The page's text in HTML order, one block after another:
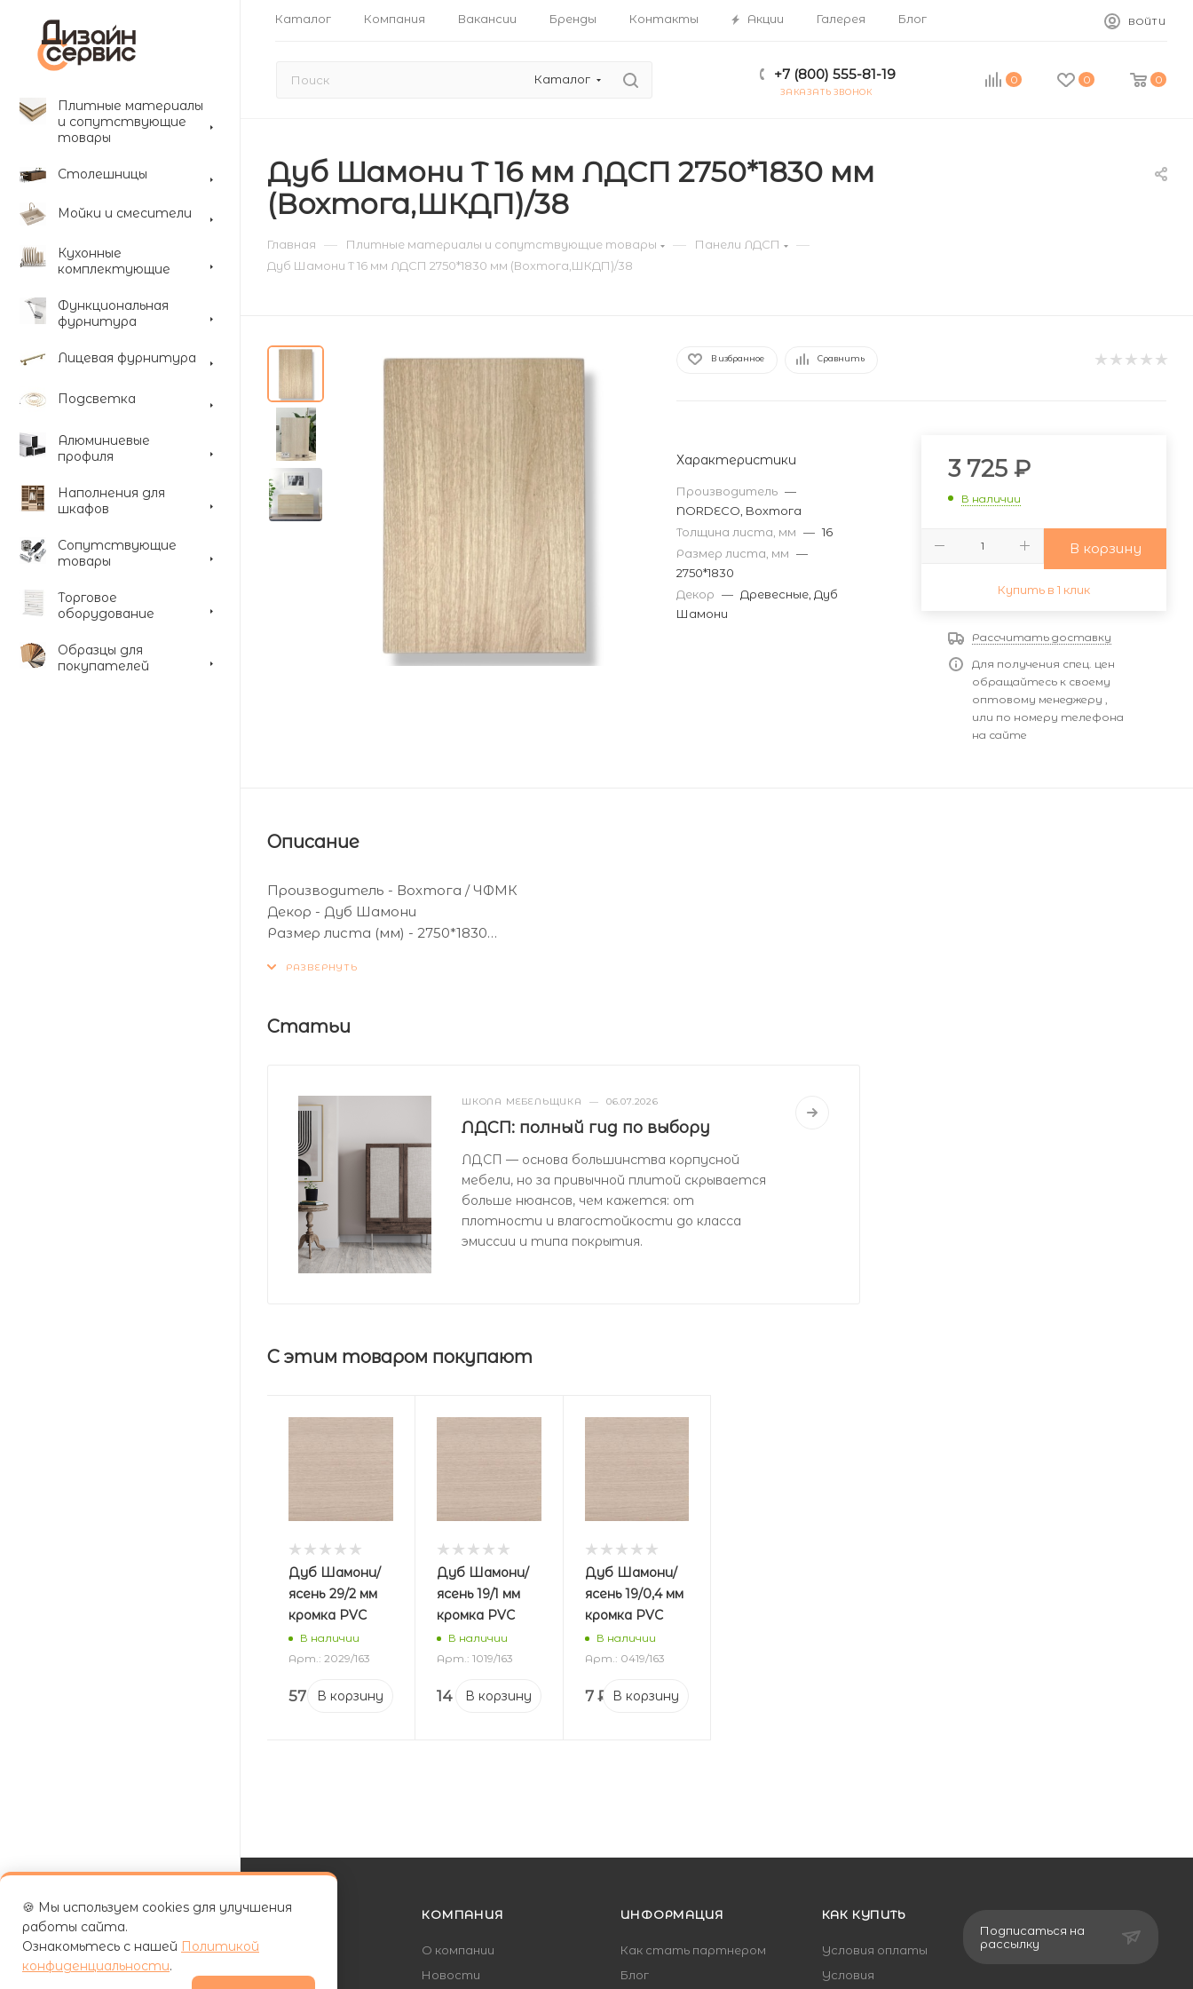
Каталог Компания Вакансии Бренды Контакты Акции Галерея Блог ВОЙТИ
Каталог +7 (800) 555-81-19
ЗАКАЗАТЬ ЗВОНОК
0 0 0
Плитные материалы
и сопутствующие
товары
Столешницы
Мойки и смесители
Кухонные
комплектующие
Функциональная
фурнитура
Лицевая фурнитура
Подсветка
Алюминиевые
профиля
Наполнения для
шкафов
Сопутствующие
товары
Торговое
оборудование
Образцы для
покупателей
Дуб Шамони T 16 мм ЛДСП 2750*1830 мм
(Вохтога,ШКДП)/38
Главная — Плитные материалы и сопутствующие товары — Панели ЛДСП —
Дуб Шамони T 16 мм ЛДСП 2750*1830 мм (Вохтога,ШКДП)/38
В избранное Сравнить
Характеристики
Производитель —
NORDECO, Bохтога
Толщина листа, мм — 16
Размер листа, мм —
2750*1830
Декор — Древесные, Дуб
Шамони
3 725 ₽
В наличии
В корзину
Купить в 1 клик
Рассчитать доставку
Для получения спец. цен
обращайтесь к своему
оптовому менеджеру ,
или по номеру телефона
на сайте
Описание
Производитель - Вохтога / ЧФМК
Декор - Дуб Шамони
Размер листа (мм) - 2750*1830
Статьи
ШКОЛА МЕБЕЛЬЩИКА — 06.07.2026
ЛДСП: полный гид по выбору
ЛДСП — основа большинства корпусной
мебели, но за привычной плитой скрывается
больше нюансов, чем кажется: от
плотности и влагостойкости до класса
эмиссии и типа покрытия.
С этим товаром покупают
Дуб Шамони/
ясень 29/2 мм
кромка PVC
В наличии
Арт.: 2029/163
57 ₽В корзину
Дуб Шамони/
ясень 19/1 мм
кромка PVC
В наличии
Арт.: 1019/163
14₽В корзину
Дуб Шамони/
ясень 19/0,4 мм
кромка PVС
В наличии
Арт.: 0419/163
7₽ В корзину
КАТАЛОГ
УСЛУГИ
КОМПАНИЯ
О компании
Новости
ИНФОРМАЦИЯ
Как стать партнером
Блог
КАК КУПИТЬ
Условия оплаты
Условия
Подписаться на
рассылку
🍪 Мы используем cookies для улучшения
работы сайта.
Ознакомьтесь с нашей Политикой
конфиденциальности.